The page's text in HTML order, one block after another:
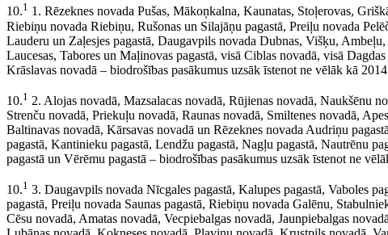
10.1 1. Rēzeknes novada Pušas, Mākoņkalna, Kaunatas, Stoļerovas,
Riebiņu novada Riebiņu, Rušonas un Silajāņu pagastā, Preiļu novada
Lauderu un Zaļesjes pagastā, Daugavpils novada Dubnas, Višķu,
Laucesas, Tabores un Maļinovas pagastā, visā Ciblas novadā, visā
Krāslavas novadā – biodrošības pasākumus uzsāk īstenot ne vēlāk kā
10.1 2. Alojas novadā, Mazsalacas novadā, Rūjienas novadā, Naukšēnu
Strenču novadā, Priekuļu novadā, Raunas novadā, Smiltenes novadā,
Baltinavas novadā, Kārsavas novadā un Rēzeknes novada Audriņu
pagastā, Kantinieku pagastā, Lendžu pagastā, Nagļu pagastā, Nautrēnu
pagastā un Vērēmu pagastā – biodrošības pasākumus uzsāk īstenot ne
10.1 3. Daugavpils novada Nīcgales pagastā, Kalupes pagastā, Vaboles
pagastā, Preiļu novada Saunas pagastā, Riebiņu novada Galēnu,
Cēsu novadā, Amatas novadā, Vecpiebalgas novadā, Jaunpiebalgas